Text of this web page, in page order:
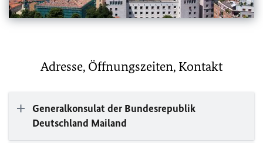
Adresse, Öffnungszeiten, Kontakt
Generalkonsulat der Bundesrepublik
Deutschland Mailand